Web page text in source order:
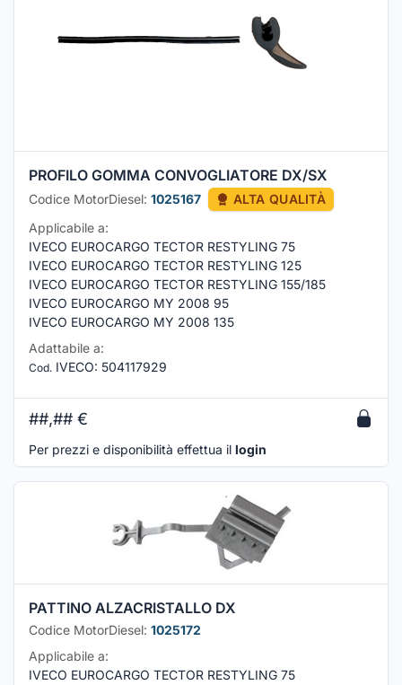
PROFILO GOMMA CONVOGLIATORE DX/SX
Codice MotorDiesel: 1025167
ALTA QUALITÀ
Applicabile a:
IVECO EUROCARGO TECTOR RESTYLING 75
IVECO EUROCARGO TECTOR RESTYLING 125
IVECO EUROCARGO TECTOR RESTYLING 155/185
IVECO EUROCARGO MY 2008 95
IVECO EUROCARGO MY 2008 135
Adattabile a:
Cod. IVECO: 504117929
##,## €
Per prezzi e disponibilità effettua il login
PATTINO ALZACRISTALLO DX
Codice MotorDiesel: 1025172
Applicabile a:
IVECO EUROCARGO TECTOR RESTYLING 75